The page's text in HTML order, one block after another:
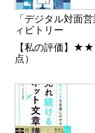
「デジタル対面
ィビトリー
【私の評価】
点）